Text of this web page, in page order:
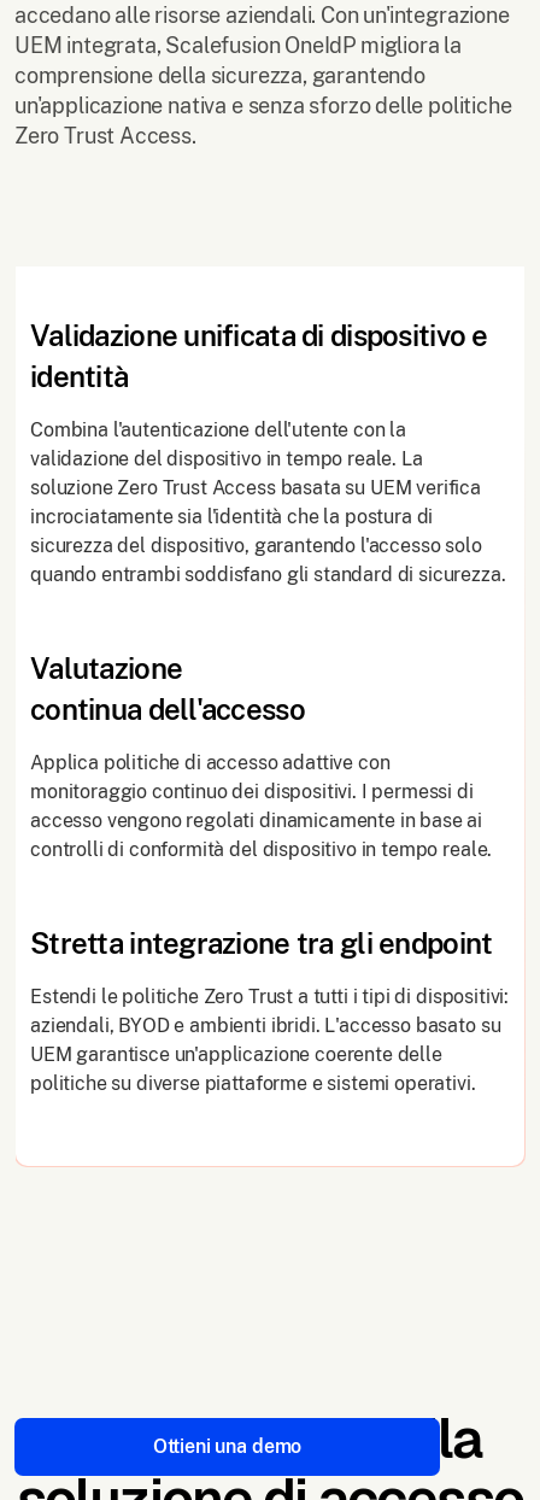
accedano alle risorse aziendali. Con un'integrazione
UEM integrata, Scalefusion OneIdP migliora la
comprensione della sicurezza, garantendo
un'applicazione nativa e senza sforzo delle politiche
Zero Trust Access.
Validazione unificata di dispositivo e
identità
Combina l'autenticazione dell'utente con la
validazione del dispositivo in tempo reale. La
soluzione Zero Trust Access basata su UEM verifica
incrociatamente sia l'identità che la postura di
sicurezza del dispositivo, garantendo l'accesso solo
quando entrambi soddisfano gli standard di sicurezza.
Valutazione
continua dell'accesso
Applica politiche di accesso adattive con
monitoraggio continuo dei dispositivi. I permessi di
accesso vengono regolati dinamicamente in base ai
controlli di conformità del dispositivo in tempo reale.
Stretta integrazione tra gli endpoint
Estendi le politiche Zero Trust a tutti i tipi di dispositivi:
aziendali, BYOD e ambienti ibridi. L'accesso basato su
UEM garantisce un'applicazione coerente delle
politiche su diverse piattaforme e sistemi operativi.
Architettura della
Ottieni una demo